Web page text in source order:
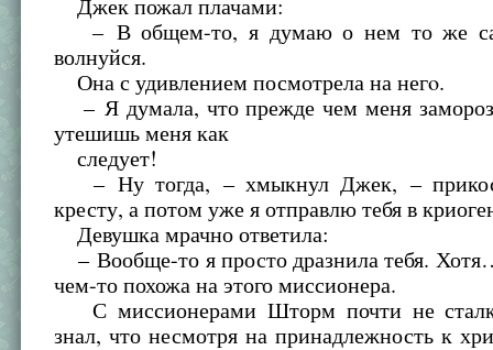
Джек пожал плачами:
– В общем-то, я думаю о нем то же
волнуйся.
Она с удивлением посмотрела на негo.
– Я думала, что прежде чем меня
утешишь меня как
следует!
– Ну тогда, – хмыкнул Джек, –
кресту, а потом уже я отправлю тебя в
Девушка мрачно ответила:
– Вообще-то я просто дразнила тебя.
чем-то похожа на этого миссионера.
С миссионерами Шторм почти не
знал, что несмотря на принадлежность к